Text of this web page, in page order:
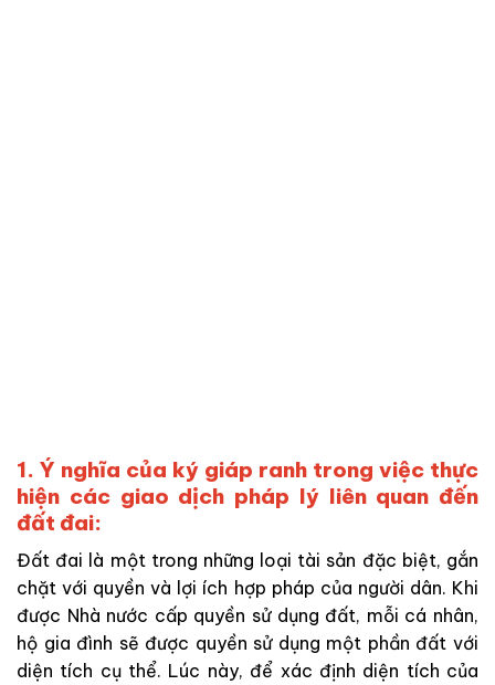
1. Ý nghĩa của ký giáp ranh trong việc thực
hiện các giao dịch pháp lý liên quan đến
đất đai:
Đất đai là một trong những loại tài sản đặc biệt, gắn
chặt với quyền và lợi ích hợp pháp của người dân. Khi
được Nhà nước cấp quyền sử dụng đất, mỗi cá nhân,
hộ gia đình sẽ được quyền sử dụng một phần đất với
diện tích cụ thể. Lúc này, để xác định diện tích của